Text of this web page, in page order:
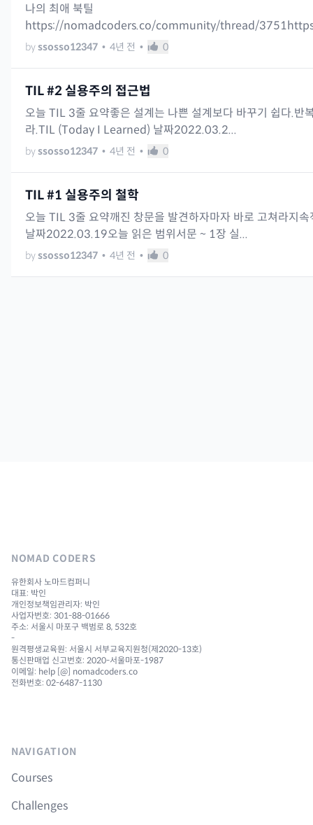
나의 최애 북틸
https://nomadcoders.co/community/thread/
by ssosso12347 • 4년 전 • 0
TIL #2 실용주의 접근법
오늘 TIL 3줄 요약좋은 설계는 나쁜 설계보다 바꾸기 쉽다.반
라.TIL (Today I Learned) 날짜2022.03.2...
by ssosso12347 • 4년 전 • 0
TIL #1 실용주의 철학
오늘 TIL 3줄 요약깨진 창문을 발견하자마자 바로 고쳐라지
날짜2022.03.19오늘 읽은 범위서문 ~ 1장 실...
by ssosso12347 • 4년 전 • 0
NOMAD CODERS
유한회사 노마드컴퍼니
대표: 박인
개인정보책임관리자: 박인
사업자번호: 301-88-01666
주소: 서울시 마포구 백범로 8, 532호
-
원격평생교육원: 서울시 서부교육지원청(제2020-13호)
통신판매업 신고번호: 2020-서울마포-1987
이메일: help [@] nomadcoders.co
전화번호: 02-6487-1130
NAVIGATION
Courses
Challenges